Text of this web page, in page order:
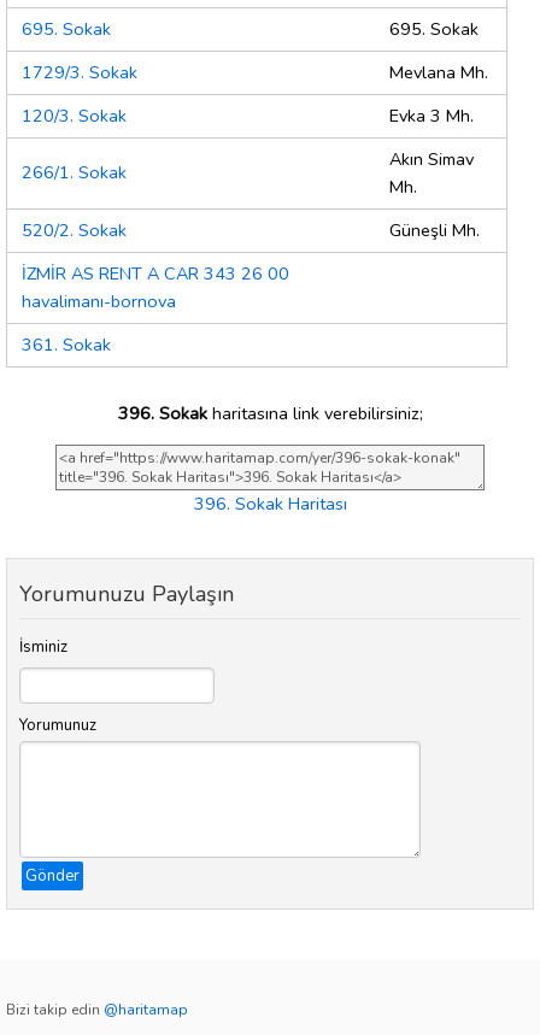
695. Sokak
695. Sokak
1729/3. Sokak
Mevlana Mh.
120/3. Sokak
Evka 3 Mh.
266/1. Sokak
Akın Simav
Mh.
520/2. Sokak
Güneşli Mh.
İZMİR AS RENT A CAR 343 26 00
havalimanı-bornova
361. Sokak
396. Sokakharitasına link verebilirsiniz;
396. Sokak Haritası
Yorumunuzu Paylaşın
İsminiz
Yorumunuz
Gönder
Bizi takip edin @haritamap